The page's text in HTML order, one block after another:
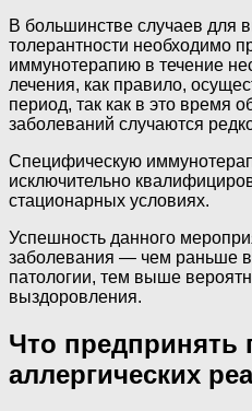
В большинстве случаев для
толерантности необходимо
иммунотерапию в течение
лечения, как правило,
период, так как в это время
заболеваний случаются
Специфическую
исключительно
стационарных условиях.
Успешность данного
заболевания — чем раньше
патологии, тем выше
выздоровления.
Что предпринять
аллергических